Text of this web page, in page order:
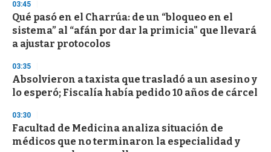
d
s
o
f
3
s
e
c
o
d
s
03:45
Qué pasó en el Charrúa: de un “bloqueo en el
sistema” al “afán por dar la primicia" que llevará
a ajustar protocolos
03:35
Absolvieron a taxista que trasladó a un asesino y
lo esperó; Fiscalía había pedido 10 años de cárcel
03:30
Facultad de Medicina analiza situación de
médicos que no terminaron la especialidad y